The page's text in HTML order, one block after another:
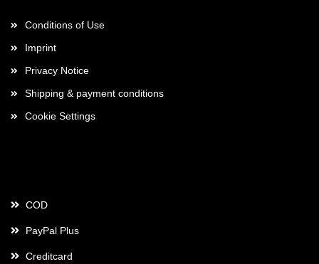
Conditions of Use
Imprint
Privacy Notice
Shipping & payment conditions
Cookie Settings
COD
PayPal Plus
Creditcard